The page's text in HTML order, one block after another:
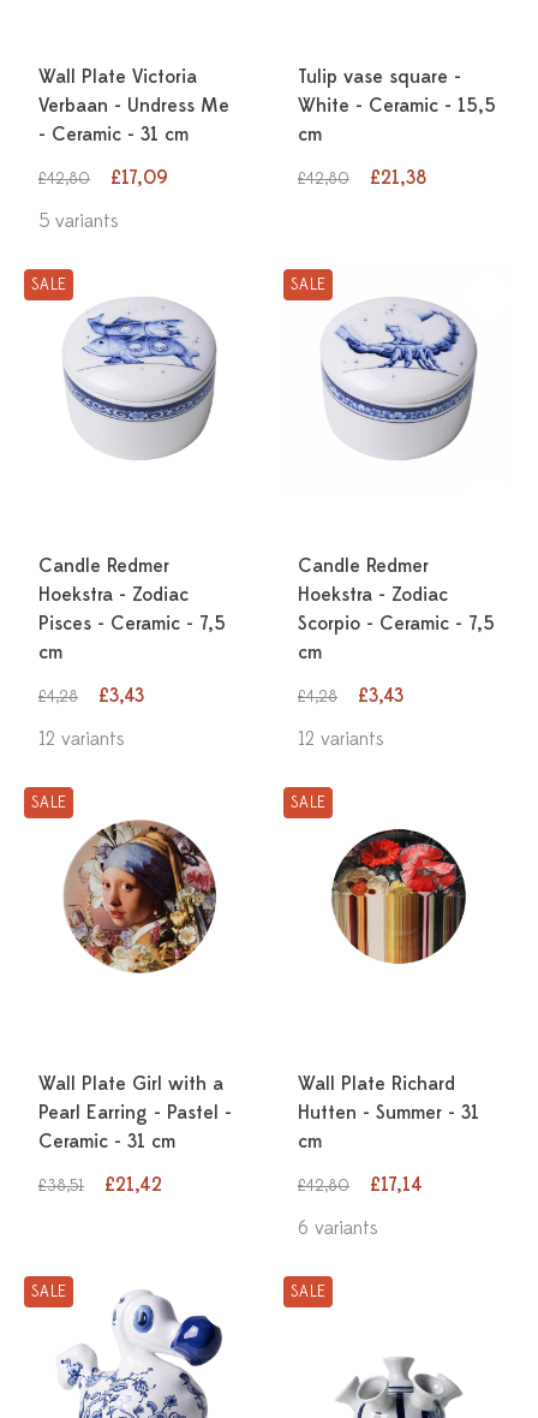
Wall Plate Victoria
Verbaan - Undress Me
- Ceramic - 31 cm
£42,80
£17,09
5 variants
Tulip vase square -
White - Ceramic - 15,5
cm
£42,80 £21,38
SALE
Candle Redmer
Hoekstra - Zodiac
Pisces - Ceramic - 7,5
cm
£4,28
£3,43
12 variants
SALE
Candle Redmer
Hoekstra - Zodiac
Scorpio - Ceramic - 7,5
cm
£4,28
£3,43
12 variants
SALE
Wall Plate Girl with a
Pearl Earring - Pastel -
Ceramic - 31 cm
£38,51 £21,42
SALE
Wall Plate Richard
Hutten - Summer - 31
cm
£42,80
£17,14
6 variants
SALE SALE